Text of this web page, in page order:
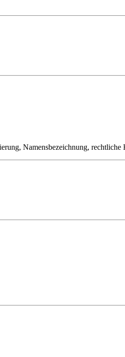
Namensbezeichnung,